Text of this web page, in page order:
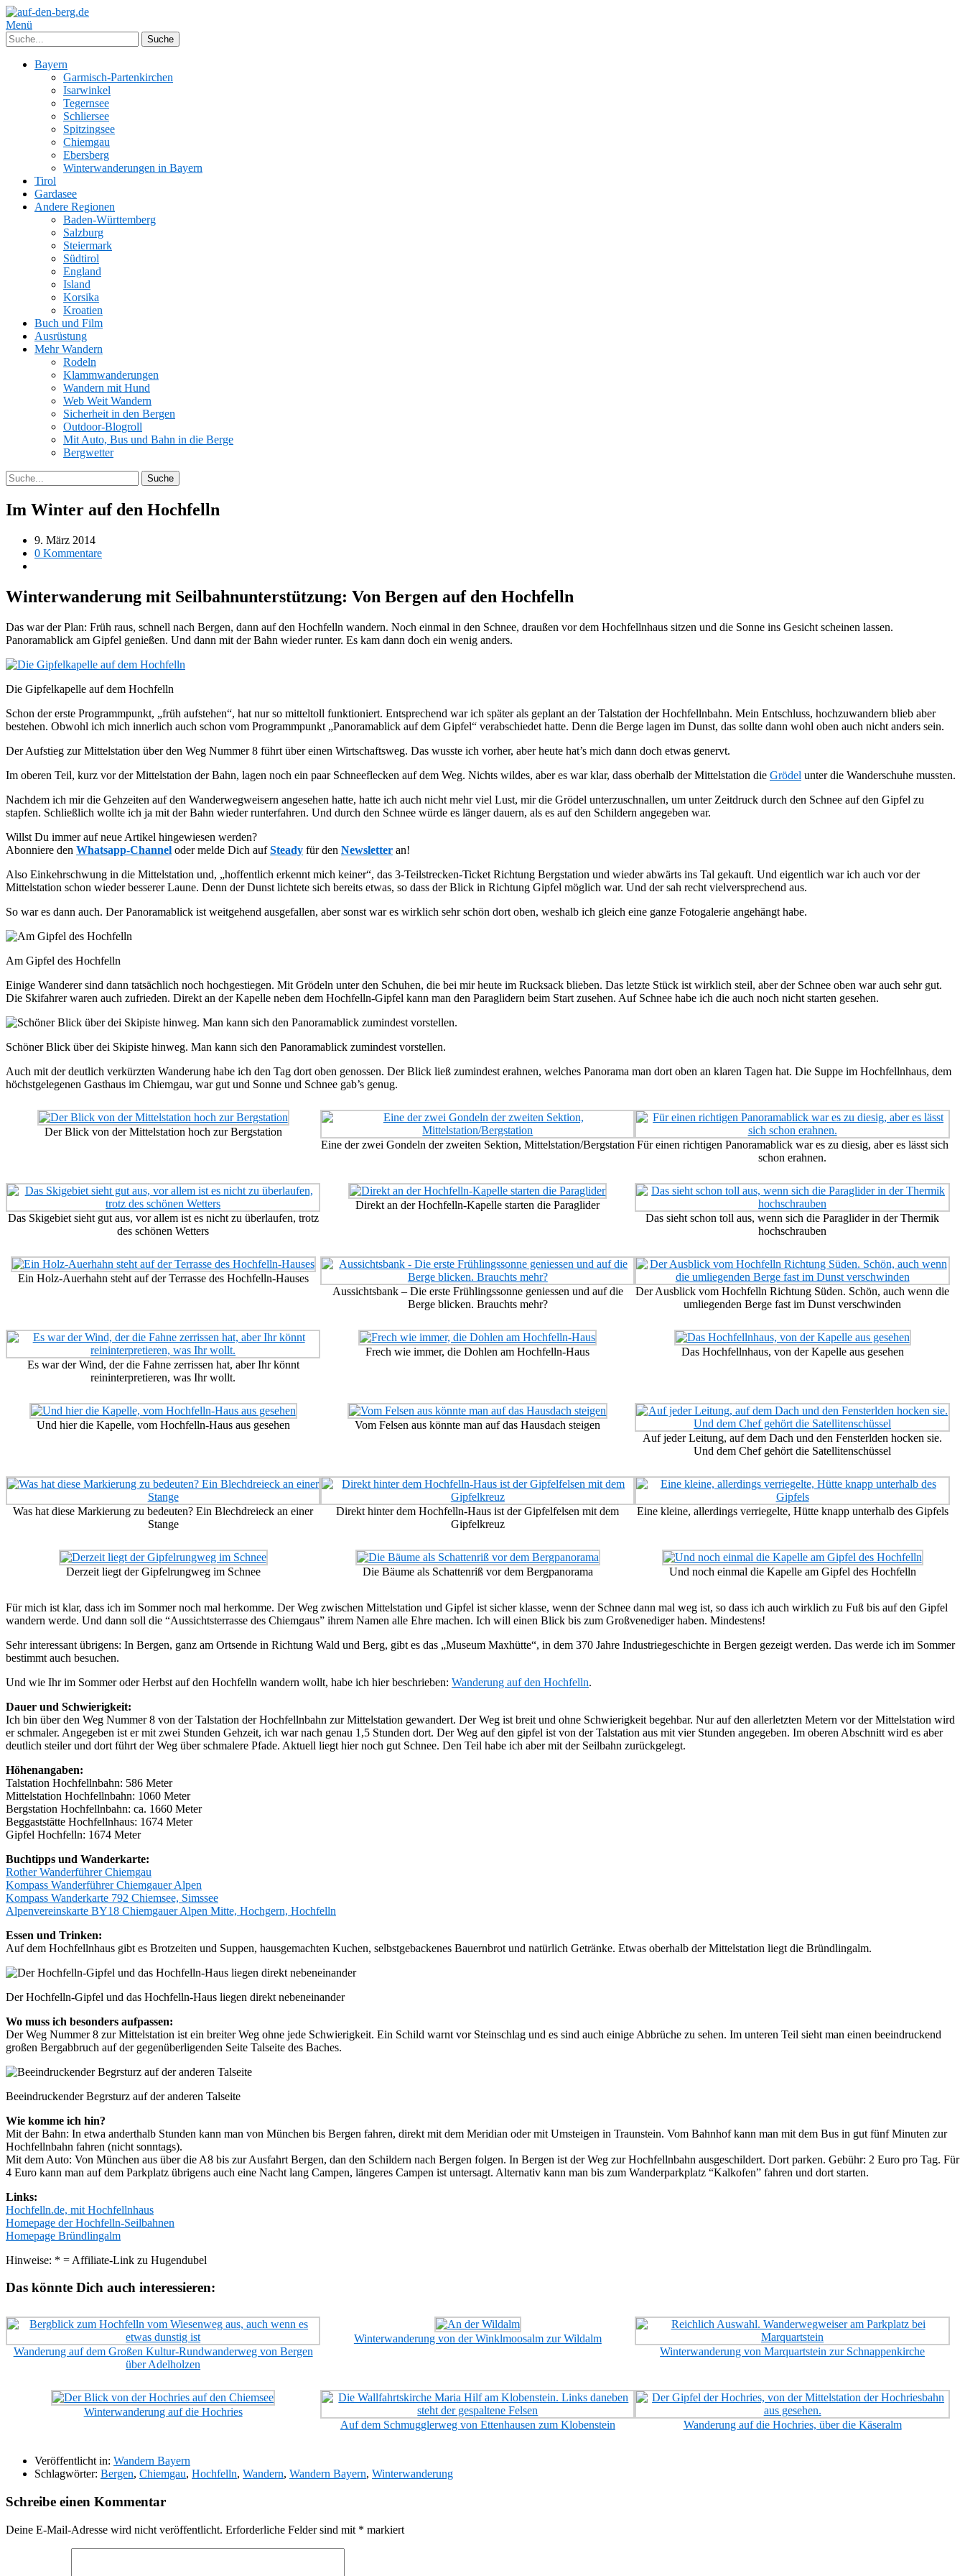
Menü
Bayern
Garmisch-Partenkirchen
Isarwinkel
Tegernsee
Schliersee
Spitzingsee
Chiemgau
Ebersberg
Winterwanderungen in Bayern
Tirol
Gardasee
Andere Regionen
Baden-Württemberg
Salzburg
Steiermark
Südtirol
England
Island
Korsika
Kroatien
Buch und Film
Ausrüstung
Mehr Wandern
Rodeln
Klammwanderungen
Wandern mit Hund
Web Weit Wandern
Sicherheit in den Bergen
Outdoor-Blogroll
Mit Auto, Bus und Bahn in die Berge
Bergwetter
Im Winter auf den Hochfelln
9. März 2014
0 Kommentare
Winterwanderung mit Seilbahnunterstützung: Von Bergen auf den Hochfelln
Das war der Plan: Früh raus, schnell nach Bergen, dann auf den Hochfelln wandern. Noch einmal in den Schnee, draußen vor dem Hochfellnhaus sitzen und die Sonne ins Gesicht scheinen lassen.
Panoramablick am Gipfel genießen. Und dann mit der Bahn wieder runter. Es kam dann doch ein wenig anders.
Die Gipfelkapelle auf dem Hochfelln
Schon der erste Programmpunkt, „früh aufstehen“, hat nur so mitteltoll funktioniert. Entsprechend war ich später als geplant an der Talstation der Hochfellnbahn. Mein Entschluss, hochzuwandern blieb aber
bestehen. Obwohl ich mich innerlich auch schon vom Programmpunkt „Panoramablick auf dem Gipfel“ verabschiedet hatte. Denn die Berge lagen im Dunst, das sollte dann wohl oben auch nicht anders sein.
Der Aufstieg zur Mittelstation über den Weg Nummer 8 führt über einen Wirtschaftsweg. Das wusste ich vorher, aber heute hat’s mich dann doch etwas genervt.
Im oberen Teil, kurz vor der Mittelstation der Bahn, lagen noch ein paar Schneeflecken auf dem Weg. Nichts wildes, aber es war klar, dass oberhalb der Mittelstation die Grödel unter die Wanderschuhe mussten.
Nachdem ich mir die Gehzeiten auf den Wanderwegweisern angesehen hatte, hatte ich auch nicht mehr viel Lust, mir die Grödel unterzuschnallen, um unter Zeitdruck durch den Schnee auf den Gipfel zu
stapfen. Schließlich wollte ich ja mit der Bahn wieder runterfahren. Und durch den Schnee würde es länger dauern, als es auf den Schildern angegeben war.
Willst Du immer auf neue Artikel hingewiesen werden?
Abonniere den Whatsapp-Channel oder melde Dich aufSteady für den Newsletter an!
Also Einkehrschwung in die Mittelstation und, „hoffentlich erkennt mich keiner“, das 3-Teilstrecken-Ticket Richtung Bergstation und wieder abwärts ins Tal gekauft. Und eigentlich war ich auch vor der
Mittelstation schon wieder besserer Laune. Denn der Dunst lichtete sich bereits etwas, so dass der Blick in Richtung Gipfel möglich war. Und der sah recht vielversprechend aus.
So war es dann auch. Der Panoramablick ist weitgehend ausgefallen, aber sonst war es wirklich sehr schön dort oben, weshalb ich gleich eine ganze Fotogalerie angehängt habe.
Am Gipfel des Hochfelln
Einige Wanderer sind dann tatsächlich noch hochgestiegen. Mit Grödeln unter den Schuhen, die bei mir heute im Rucksack blieben. Das letzte Stück ist wirklich steil, aber der Schnee oben war auch sehr gut.
Die Skifahrer waren auch zufrieden. Direkt an der Kapelle neben dem Hochfelln-Gipfel kann man den Paraglidern beim Start zusehen. Auf Schnee habe ich die auch noch nicht starten gesehen.
Schöner Blick über dei Skipiste hinweg. Man kann sich den Panoramablick zumindest vorstellen.
Auch mit der deutlich verkürzten Wanderung habe ich den Tag dort oben genossen. Der Blick ließ zumindest erahnen, welches Panorama man dort oben an klaren Tagen hat. Die Suppe im Hochfellnhaus, dem
höchstgelegenen Gasthaus im Chiemgau, war gut und Sonne und Schnee gab’s genug.
Der Blick von der Mittelstation hoch zur Bergstation
Eine der zwei Gondeln der zweiten Sektion, Mittelstation/Bergstation Für einen richtigen Panoramablick war es zu diesig, aber es lässt sich
schon erahnen.
Das Skigebiet sieht gut aus, vor allem ist es nicht zu überlaufen, trotz
des schönen Wetters
Direkt an der Hochfelln-Kapelle starten die Paraglider
Das sieht schon toll aus, wenn sich die Paraglider in der Thermik
hochschrauben
Ein Holz-Auerhahn steht auf der Terrasse des Hochfelln-Hauses
Aussichtsbank – Die erste Frühlingssonne geniessen und auf die
Berge blicken. Brauchts mehr?
Der Ausblick vom Hochfelln Richtung Süden. Schön, auch wenn die
umliegenden Berge fast im Dunst verschwinden
Es war der Wind, der die Fahne zerrissen hat, aber Ihr könnt
reininterpretieren, was Ihr wollt.
Frech wie immer, die Dohlen am Hochfelln-Haus Das Hochfellnhaus, von der Kapelle aus gesehen
Und hier die Kapelle, vom Hochfelln-Haus aus gesehen
Vom Felsen aus könnte man auf das Hausdach steigen
Auf jeder Leitung, auf dem Dach und den Fensterlden hocken sie.
Und dem Chef gehört die Satellitenschüssel
Was hat diese Markierung zu bedeuten? Ein Blechdreieck an einer
Stange
Direkt hinter dem Hochfelln-Haus ist der Gipfelfelsen mit dem
Gipfelkreuz
Eine kleine, allerdings verriegelte, Hütte knapp unterhalb des Gipfels
Derzeit liegt der Gipfelrungweg im Schnee Die Bäume als Schattenriß vor dem Bergpanorama Und noch einmal die Kapelle am Gipfel des Hochfelln
Für mich ist klar, dass ich im Sommer noch mal herkomme. Der Weg zwischen Mittelstation und Gipfel ist sicher klasse, wenn der Schnee dann mal weg ist, so dass ich auch wirklich zu Fuß bis auf den Gipfel
wandern werde. Und dann soll die “Aussichtsterrasse des Chiemgaus” ihrem Namen alle Ehre machen. Ich will einen Blick bis zum Großvenediger haben. Mindestens!
Sehr interessant übrigens: In Bergen, ganz am Ortsende in Richtung Wald und Berg, gibt es das „Museum Maxhütte“, in dem 370 Jahre Industriegeschichte in Bergen gezeigt werden. Das werde ich im Sommer
bestimmt auch besuchen.
Und wie Ihr im Sommer oder Herbst auf den Hochfelln wandern wollt, habe ich hier beschrieben: Wanderung auf den Hochfelln.
Dauer und Schwierigkeit:
Ich bin über den Weg Nummer 8 von der Talstation der Hochfellnbahn zur Mittelstation gewandert. Der Weg ist breit und ohne Schwierigkeit begehbar. Nur auf den allerletzten Metern vor der Mittelstation wird
er schmaler. Angegeben ist er mit zwei Stunden Gehzeit, ich war nach genau 1,5 Stunden dort. Der Weg auf den gipfel ist von der Talstation aus mit vier Stunden angegeben. Im oberen Abschnitt wird es aber
deutlich steiler und dort führt der Weg über schmalere Pfade. Aktuell liegt hier noch gut Schnee. Den Teil habe ich aber mit der Seilbahn zurückgelegt.
Höhenangaben:
Talstation Hochfellnbahn: 586 Meter
Mittelstation Hochfellnbahn: 1060 Meter
Bergstation Hochfellnbahn: ca. 1660 Meter
Beggaststätte Hochfellnhaus: 1674 Meter
Gipfel Hochfelln: 1674 Meter
Buchtipps und Wanderkarte:
Rother Wanderführer Chiemgau
Kompass Wanderführer Chiemgauer Alpen
Kompass Wanderkarte 792 Chiemsee, Simssee
Alpenvereinskarte BY18 Chiemgauer Alpen Mitte, Hochgern, Hochfelln
Essen und Trinken:
Auf dem Hochfellnhaus gibt es Brotzeiten und Suppen, hausgemachten Kuchen, selbstgebackenes Bauernbrot und natürlich Getränke. Etwas oberhalb der Mittelstation liegt die Bründlingalm.
Der Hochfelln-Gipfel und das Hochfelln-Haus liegen direkt nebeneinander
Wo muss ich besonders aufpassen:
Der Weg Nummer 8 zur Mittelstation ist ein breiter Weg ohne jede Schwierigkeit. Ein Schild warnt vor Steinschlag und es sind auch einige Abbrüche zu sehen. Im unteren Teil sieht man einen beeindruckend
großen Bergabbruch auf der gegenüberligenden Seite Talseite des Baches.
Beeindruckender Begrsturz auf der anderen Talseite
Wie komme ich hin?
Mit der Bahn: In etwa anderthalb Stunden kann man von München bis Bergen fahren, direkt mit dem Meridian oder mit Umsteigen in Traunstein. Vom Bahnhof kann man mit dem Bus in gut fünf Minuten zur
Hochfellnbahn fahren (nicht sonntags).
Mit dem Auto: Von München aus über die A8 bis zur Ausfahrt Bergen, dan den Schildern nach Bergen folgen. In Bergen ist der Weg zur Hochfellnbahn ausgeschildert. Dort parken. Gebühr: 2 Euro pro Tag. Für
4 Euro kann man auf dem Parkplatz übrigens auch eine Nacht lang Campen, längeres Campen ist untersagt. Alternativ kann man bis zum Wanderparkplatz “Kalkofen” fahren und dort starten.
Links:
Hochfelln.de, mit Hochfellnhaus
Homepage der Hochfelln-Seilbahnen
Homepage Bründlingalm
Hinweise: * = Affiliate-Link zu Hugendubel
Das könnte Dich auch interessieren:
Wanderung auf dem Großen Kultur-Rundwanderweg von Bergen
über Adelholzen
Winterwanderung von der Winklmoosalm zur Wildalm
Winterwanderung von Marquartstein zur Schnappenkirche
Winterwanderung auf die Hochries
Auf dem Schmugglerweg von Ettenhausen zum Klobenstein
Wanderung auf die Hochries, über die Käseralm
Veröffentlicht in: Wandern Bayern
Schlagwörter: Bergen, Chiemgau, Hochfelln, Wandern, Wandern Bayern, Winterwanderung
Schreibe einen Kommentar
Deine E-Mail-Adresse wird nicht veröffentlicht. Erforderliche Felder sind mit * markiert